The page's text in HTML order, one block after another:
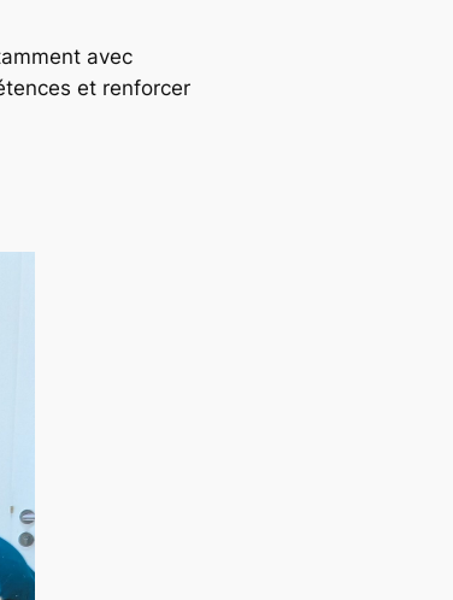
avec
et renforcer